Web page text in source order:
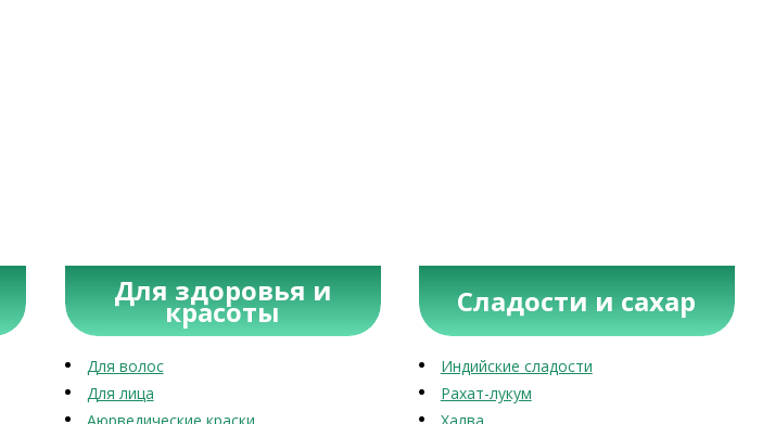
Для здоровья и
красоты
Для волос
Для лица
Сладости и сахар
Индийские сладости
Рахат-лукум